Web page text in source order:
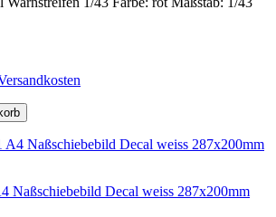
Naßschiebebild Decal weiss 287x200mm